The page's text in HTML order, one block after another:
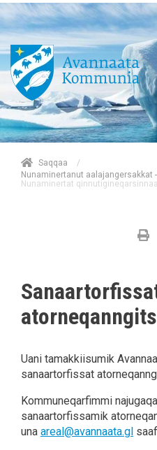
Saqqaa
/
Nunaminertanut aalajangersakkat
Nunaminertat
Uani tamakkiisumik
sanaartorfissat
Kommuneqarfimmi
sanaartorfissamik
una areal@avannaata.gl